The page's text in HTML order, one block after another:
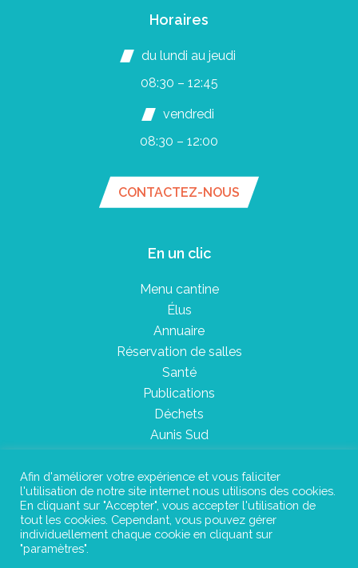
Horaires
du lundi au jeudi
08:30 – 12:45
vendredi
08:30 – 12:00
CONTACTEZ-NOUS
En un clic
Menu cantine
Élus
Annuaire
Réservation de salles
Santé
Publications
Déchets
Aunis Sud
Plan du site
Mentions légales
Afin d'améliorer votre expérience et vous faliciter
l'utilisation de notre site internet nous utilisons des cookies.
En cliquant sur "Accepter", vous accepter l'utilisation de
tout les cookies. Cependant, vous pouvez gérer
individuellement chaque cookie en cliquant sur
"paramètres".